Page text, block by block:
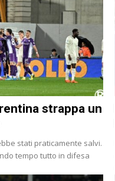
strappa un
stati praticamente salvi.
tempo tutto in difesa